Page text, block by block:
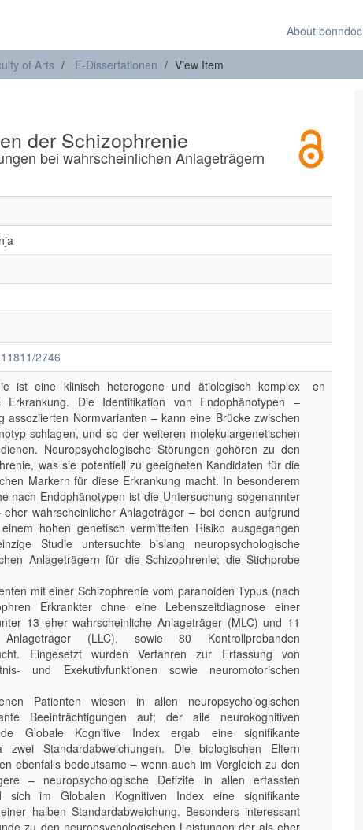
About bonndoc
of Arts E-Dissertationen View Item
der Schizophrenie
bei wahrscheinlichen Anlageträgern
2746
ist eine klinisch heterogene und ätiologisch komplex
Erkrankung. Die Identifikation von Endophänotypen –
assoziierten Normvarianten – kann eine Brücke zwischen
schlagen, und so der weiteren molekulargenetischen
Neuropsychologische Störungen gehören zu den
was sie potentiell zu geeigneten Kandidaten für die
Markern für diese Erkrankung macht. In besonderem
nach Endophänotypen ist die Untersuchung sogenannter
eher wahrscheinlicher Anlageträger – bei denen aufgrund
hohen genetisch vermittelten Risiko ausgegangen
Studie untersuchte bislang neuropsychologische
Anlageträgern für die Schizophrenie; die Stichprobe
mit einer Schizophrenie vom paranoiden Typus (nach
Erkrankter ohne eine Lebenszeitdiagnose einer
13 eher wahrscheinliche Anlageträger (MLC) und 11
Anlageträger (LLC), sowie 80 Kontrollprobanden
Eingesetzt wurden Verfahren zur Erfassung von
und Exekutivfunktionen sowie neuromotorischen
Patienten wiesen in allen neuropsychologischen
Beeinträchtigungen auf; der alle neurokognitiven
Globale Kognitive Index ergab eine signifikante
zwei Standardabweichungen. Die biologischen Eltern
ebenfalls bedeutsame – wenn auch im Vergleich zu den
– neuropsychologische Defizite in allen erfassten
sich im Globalen Kognitiven Index eine signifikante
halben Standardabweichung. Besonders interessant
zu den neuropsychologischen Leistungen der als eher
en